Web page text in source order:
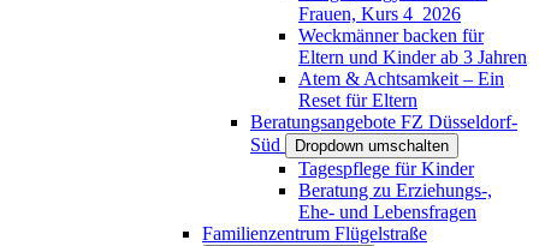
Frauen, Kurs 4_2026
Weckmänner backen für
Eltern und Kinder ab 3 Jahren
Atem & Achtsamkeit – Ein
Reset für Eltern
Beratungsangebote FZ Düsseldorf-
Süd
Dropdown umschalten
Tagespflege für Kinder
Beratung zu Erziehungs-,
Ehe- und Lebensfragen
Familienzentrum Flügelstraße